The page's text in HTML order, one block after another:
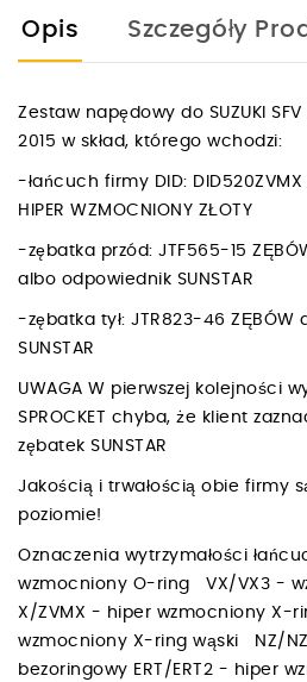
Opis Szczegóły
Zestaw napędowy do SUZUKI
2015 w skład, którego wchodzi:
-łańcuch firmy DID: DID520ZVMX
HIPER WZMOCNIONY ZŁOTY
-zębatka przód: JTF565-15
albo odpowiednik SUNSTAR
-zębatka tył: JTR823-46
SUNSTAR
UWAGA W pierwszej kolejności
SPROCKET chyba, że klient
zębatek SUNSTAR
Jakością i trwałością obie firmy
poziomie!
Oznaczenia wytrzymałości
wzmocniony O-ring VX/VX3 -
X/ZVMX - hiper wzmocniony X-
wzmocniony X-ring wąski NZ/
bezoringowy ERT/ERT2 - hiper